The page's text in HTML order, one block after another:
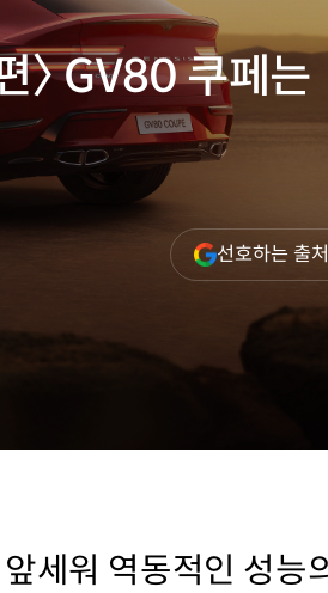
〉 GV80 쿠페는
선호하는 출
세워 역동적인 성능